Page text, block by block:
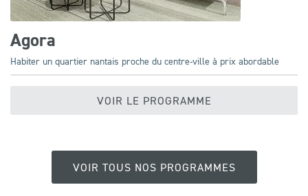
Agora
Habiter un quartier nantais proche du centre-ville à prix abordable
VOIR LE PROGRAMME
VOIR TOUS NOS PROGRAMMES